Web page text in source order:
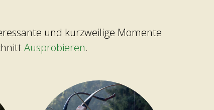
und kurzweilige Momente
Ausprobieren.